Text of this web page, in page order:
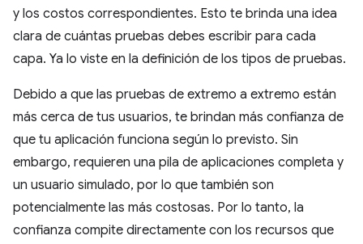
y los costos correspondientes. Esto te brinda una idea
clara de cuántas pruebas debes escribir para cada
capa. Ya lo viste en la definición de los tipos de pruebas.
Debido a que las pruebas de extremo a extremo están
más cerca de tus usuarios, te brindan más confianza de
que tu aplicación funciona según lo previsto. Sin
embargo, requieren una pila de aplicaciones completa y
un usuario simulado, por lo que también son
potencialmente las más costosas. Por lo tanto, la
confianza compite directamente con los recursos que